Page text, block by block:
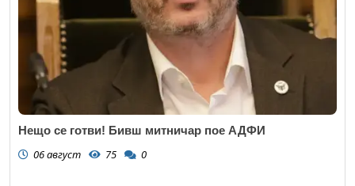
Нещо се готви! Бивш митничар пое АДФИ
06 август 75 0